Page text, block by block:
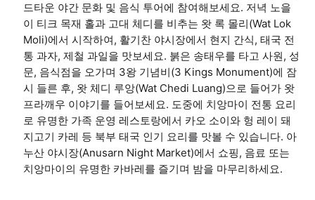
드타운 야간 문화 및 음식 투어에 참여해보세요. 저녁 노을
이 티크 목재 홀과 고대 체디를 비추는 왓 록 몰리(Wat Lok
Moli)에서 시작하여, 활기찬 야시장에서 현지 간식, 태국 전
통 과자, 제철 과일을 맛보세요. 붉은 송태우를 타고 사원, 성
문, 음식점을 오가며 3왕 기념비(3 Kings Monument)에 잠
시 들른 후, 왓 체디 루앙(Wat Chedi Luang)으로 들어가 왓
프라깨우 이야기를 들어보세요. 도중에 치앙마이 전통 요리
로 유명한 가족 운영 레스토랑에서 카오 소이와 헝 레이 돼
지고기 카레 등 북부 태국 인기 요리를 맛볼 수 있습니다. 아
누산 야시장(Anusarn Night Market)에서 쇼핑, 음료 또는
치앙마이의 유명한 카바레를 즐기며 밤을 마무리하세요.